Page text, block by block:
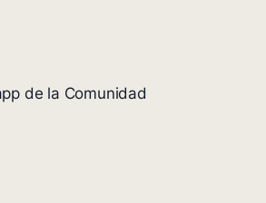
de la Comunidad